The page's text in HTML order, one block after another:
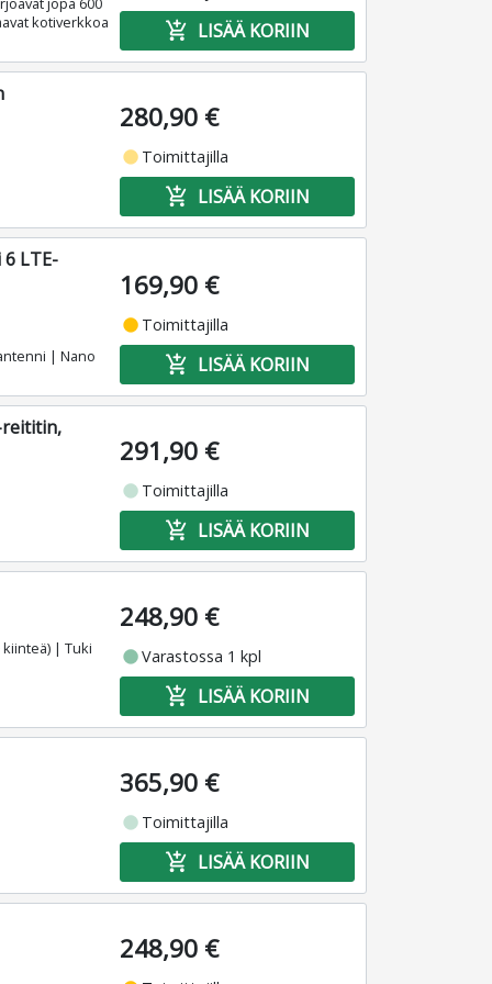
kotiverkkoa
add_shopping_cart LISÄÄ KORIIN
280,90 €
fiber_manual_record Toimittajilla
add_shopping_cart LISÄÄ KORIIN
LTE-
| Nano
169,90 €
fiber_manual_record Toimittajilla
add_shopping_cart LISÄÄ KORIIN
reititin,
291,90 €
fiber_manual_record Toimittajilla
add_shopping_cart LISÄÄ KORIIN
kiinteä) | Tuki
248,90 €
fiber_manual_recordVarastossa 1 kpl
add_shopping_cart LISÄÄ KORIIN
365,90 €
fiber_manual_record Toimittajilla
add_shopping_cart LISÄÄ KORIIN
248,90 €